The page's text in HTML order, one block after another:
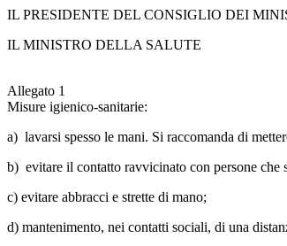
IL PRESIDENTE DEL CONSIGLIO DEI
IL MINISTRO DELLA SALUTE
Allegato 1
Misure igienico-sanitarie:
a) lavarsi spesso le mani. Si raccomanda di
b) evitare il contatto ravvicinato con persone che
c) evitare abbracci e strette di mano;
d) mantenimento, nei contatti sociali, di una